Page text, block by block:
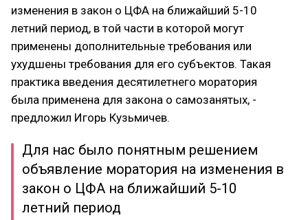
изменения в закон о ЦФА на ближайший 5-10
летний период, в той части в которой могут
применены дополнительные требования или
ухудшены требования для его субъектов. Такая
практика введения десятилетнего моратория
была применена для закона о самозанятых, -
предложил Игорь Кузьмичев.
Для нас было понятным решением
объявление моратория на изменения в
закон о ЦФА на ближайший 5-10
летний период